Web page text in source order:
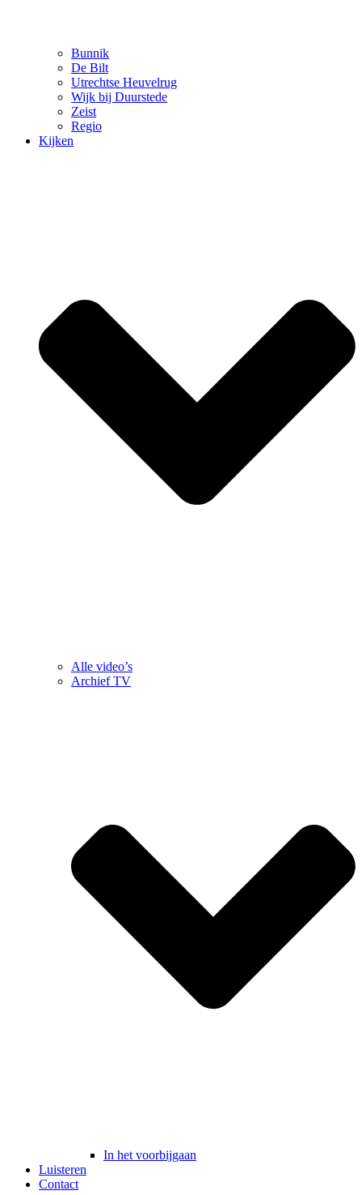
Bunnik
De Bilt
Utrechtse Heuvelrug
Wijk bij Duurstede
Zeist
Regio
Kijken
Alle video’s
Archief TV
In het voorbijgaan
Luisteren
Contact